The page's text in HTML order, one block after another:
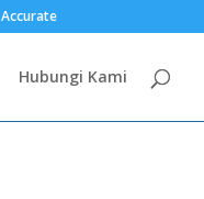
Accurate
Hubungi Kami